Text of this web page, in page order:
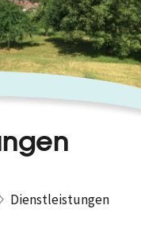
Dienstleistungen